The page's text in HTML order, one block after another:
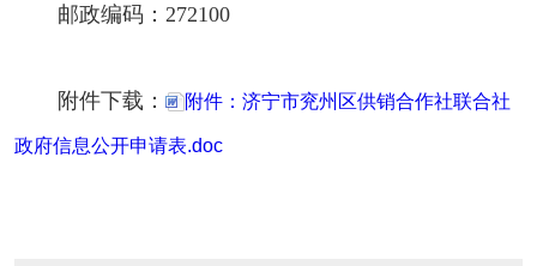
邮政编码：272100
附件下载： 附件：济宁市兖州区供销合作社联合社
政府信息公开申请表.doc